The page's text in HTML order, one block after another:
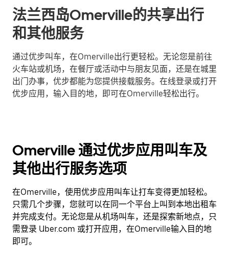
法兰西岛Omerville的共享出行
和其他服务
通过优步叫车，在Omerville出行更轻松。无论您是前往
火车站或机场，在餐厅或活动中与朋友见面，还是在城里
出门办事，优步都能为您提供接载服务。在线登录或打开
优步应用，输入目的地，即可在Omerville轻松出行。
Omerville 通过优步应用叫车及
其他出行服务选项
在Omerville，使用优步应用叫车让打车变得更加轻松。
只需几个步骤，您就可以在同一个平台上叫到本地出租车
并完成支付。无论您是从机场叫车，还是探索新地点，只
需登录 Uber.com 或打开应用，在Omerville输入目的地
即可。